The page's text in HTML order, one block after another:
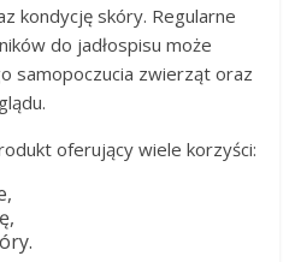
kondycję skóry. Regularne
do jadłospisu może
samopoczucia zwierząt oraz
oferujący wiele korzyści: